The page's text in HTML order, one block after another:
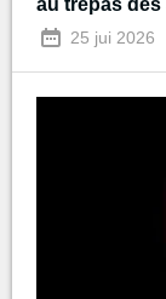
25 jui 2026